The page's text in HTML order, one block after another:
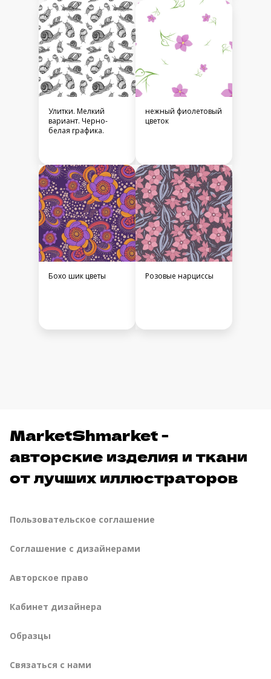
Улитки. Мелкий
вариант. Черно-
белая графика.
нежный фиолетовый
цветок
Бохо шик цветы Розовые нарциссы
MarketShmarket -
авторские изделия и ткани
от лучших иллюстраторов
Пользовательское соглашение
Соглашение с дизайнерами
Авторское право
Кабинет дизайнера
Образцы
Связаться с нами